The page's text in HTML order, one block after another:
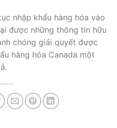
nhập khẩu hàng hóa vào
được những thông tin hữu
chóng giải quyết được
hàng hóa Canada một